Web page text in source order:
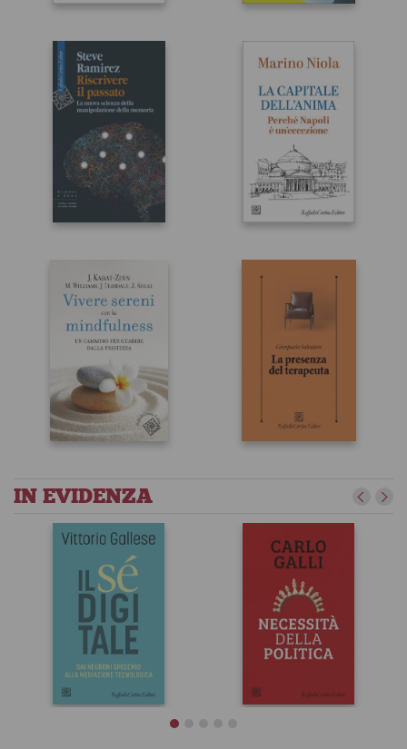
Processo al
colesterolo
Fulvio Ursini
Paola Arosio
Il nodo etico
Luciano Floridi
Riscrivere il
passato
La capitale
Marino Niola
Vivere sereni
mindfulness
Jon Kabat-Zinn
Mark Williams
La presenza
del terapeuta
Gianpaolo Salvatore
IN EVIDENZA